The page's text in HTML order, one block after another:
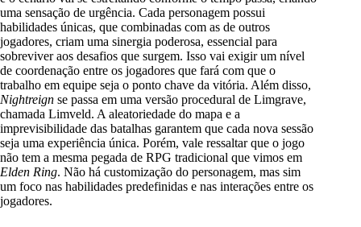
uma sensação de urgência. Cada personagem possui
habilidades únicas, que combinadas com as de outros
jogadores, criam uma sinergia poderosa, essencial para
sobreviver aos desafios que surgem. Isso vai exigir um nível
de coordenação entre os jogadores que fará com que o
trabalho em equipe seja o ponto chave da vitória. Além disso,
Nightreign se passa em uma versão procedural de Limgrave,
chamada Limveld. A aleatoriedade do mapa e a
imprevisibilidade das batalhas garantem que cada nova sessão
seja uma experiência única. Porém, vale ressaltar que o jogo
não tem a mesma pegada de RPG tradicional que vimos em
Elden Ring. Não há customização do personagem, mas sim
um foco nas habilidades predefinidas e nas interações entre os
jogadores.